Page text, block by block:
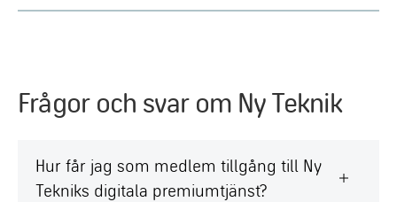
Frågor och svar om Ny Teknik
Hur får jag som medlem tillgång till Ny
Tekniks digitala premiumtjänst?